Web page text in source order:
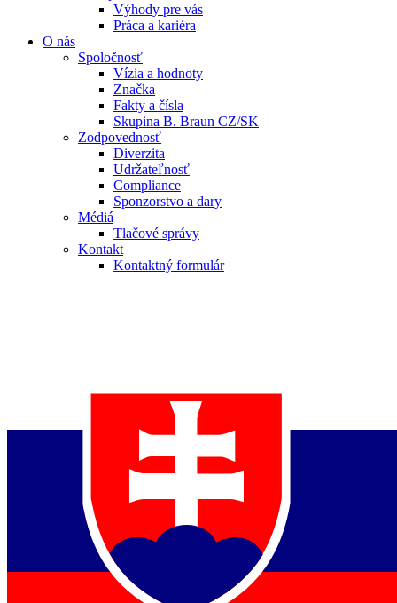
Výhody pre vás
Práca a kariéra
O nás
Spoločnosť
Vízia a hodnoty
Značka
Fakty a čísla
Skupina B. Braun CZ/SK
Zodpovednosť
Diverzita
Udržateľnosť
Compliance
Sponzorstvo a dary
Médiá
Tlačové správy
Kontakt
Kontaktný formulár